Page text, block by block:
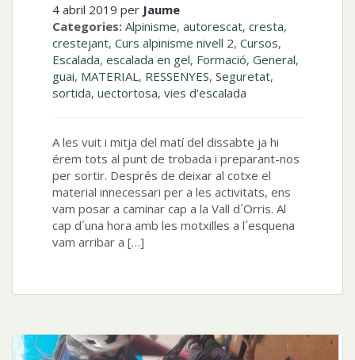
4 abril 2019 per Jaume
Categories: Alpinisme, autorescat, cresta,
crestejant, Curs alpinisme nivell 2, Cursos,
Escalada, escalada en gel, Formació, General,
guai, MATERIAL , RESSENYES, Seguretat,
sortida, uectortosa, vies d'escalada
A les vuit i mitja del matí del dissabte ja hi
érem tots al punt de trobada i preparant-nos
per sortir. Després de deixar al cotxe el
material innecessari per a les activitats, ens
vam posar a caminar cap a la Vall d´Orris. Al
cap d´una hora amb les motxilles a l´esquena
vam arribar a […]